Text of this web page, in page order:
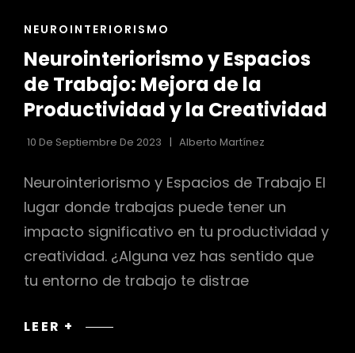
ENLACES
LAS
CATEGORÍAS
NEUROINTERIORISMO
Neurointeriorismo y Espacios
de Trabajo: Mejora de la
Productividad y la Creatividad
10 De Septiembre De 2023 Alberto Martínez
Neurointeriorismo y Espacios de Trabajo El
lugar donde trabajas puede tener un
impacto significativo en tu productividad y
creatividad. ¿Alguna vez has sentido que
tu entorno de trabajo te distrae
LEER +
NEUROINTERIORISMO